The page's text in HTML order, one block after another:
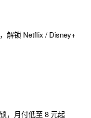
解锁 Netflix / Disney+
，月付低至 8 元起